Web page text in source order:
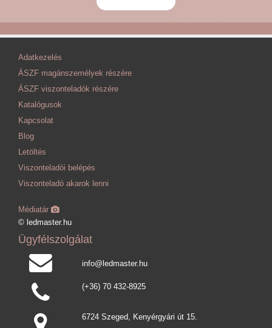
Adatkezelés
ÁSZF magánszemélyek részére
ÁSZF viszonteladók részére
Katalógusok
Kapcsolat
Blog
Letöltés
Viszonteladói belépés
Viszonteladó akarok lenni
Médiatár
© ledmaster.hu
Ügyfélszolgálat
info@ledmaster.hu
(+36) 70 432-8925
6724 Szeged, Kenyérgyári út 15.